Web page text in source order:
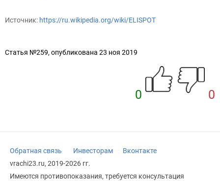
Источник: https://ru.wikipedia.org/wiki/ELISPOT
Статья №259, опубликована 23 ноя 2019
0 0
Обратная связь Инвесторам
Вконтакте
vrachi23.ru, 2019-2026 гг.
Имеются противопоказания, требуется консультация